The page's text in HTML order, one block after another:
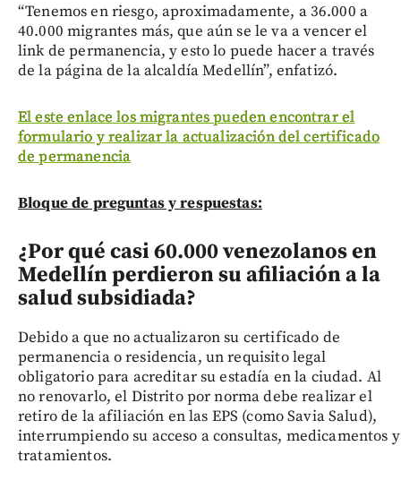
“Tenemos en riesgo, aproximadamente, a 36.000 a
40.000 migrantes más, que aún se le va a vencer el
link de permanencia, y esto lo puede hacer a través
de la página de la alcaldía Medellín”, enfatizó.
El este enlace los migrantes pueden encontrar el
formulario y realizar la actualización del certificado
de permanencia
Bloque de preguntas y respuestas:
¿Por qué casi 60.000 venezolanos en
Medellín perdieron su afiliación a la
salud subsidiada?
Debido a que no actualizaron su certificado de
permanencia o residencia, un requisito legal
obligatorio para acreditar su estadía en la ciudad. Al
no renovarlo, el Distrito por norma debe realizar el
retiro de la afiliación en las EPS (como Savia Salud),
interrumpiendo su acceso a consultas, medicamentos y
tratamientos.